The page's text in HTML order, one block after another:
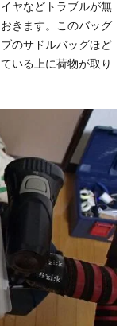
ヤなどトラブルが無
きます。このバッグ
のサドルバッグほど
いる上に荷物が取り